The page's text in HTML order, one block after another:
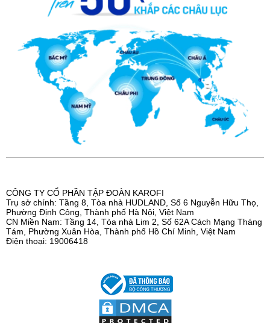
CÔNG TY CỔ PHẦN TẬP ĐOÀN KAROFI
Trụ sở chính: Tầng 8, Tòa nhà HUDLAND, Số 6 Nguyễn Hữu Thọ,
Phường Định Công, Thành phố Hà Nội, Việt Nam
CN Miền Nam: Tầng 14, Tòa nhà Lim 2, Số 62A Cách Mạng Tháng
Tám, Phường Xuân Hòa, Thành phố Hồ Chí Minh, Việt Nam
Điện thoại: 19006418